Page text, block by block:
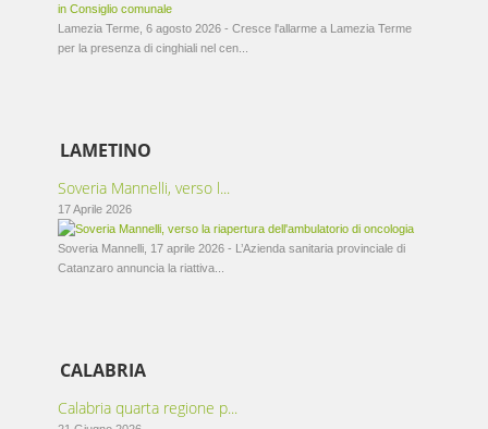
Lamezia Terme, 6 agosto 2026 - Cresce l'allarme a Lamezia Terme
per la presenza di cinghiali nel cen...
LAMETINO
Soveria Mannelli, verso l...
17 Aprile 2026
Soveria Mannelli, 17 aprile 2026 - L’Azienda sanitaria provinciale di
Catanzaro annuncia la riattiva...
CALABRIA
Calabria quarta regione p...